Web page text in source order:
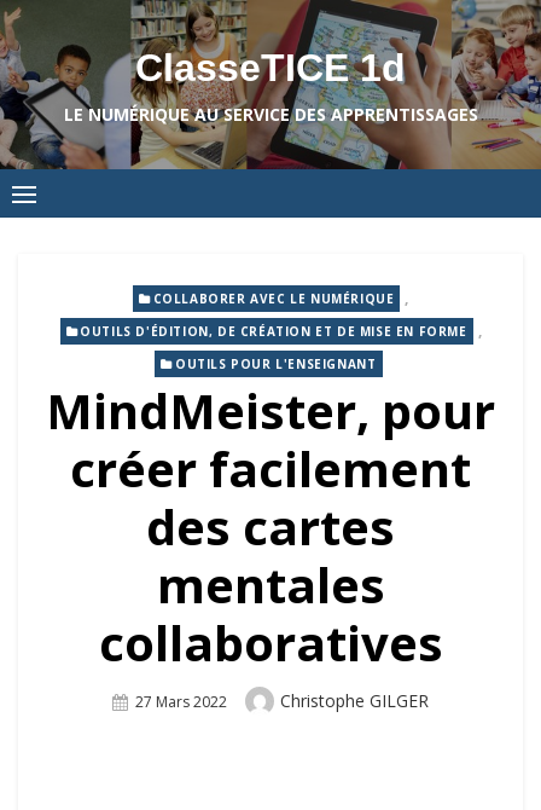
Skip
to
content
ClasseTICE 1d
LE NUMÉRIQUE AU SERVICE DES APPRENTISSAGES
COLLABORER AVEC LE NUMÉRIQUE ,
OUTILS D'ÉDITION, DE CRÉATION ET DE MISE EN FORME ,
OUTILS POUR L'ENSEIGNANT
MindMeister, pour
créer facilement
des cartes
mentales
collaboratives
Posted
27 Mars 2022 Author
Christophe GILGER